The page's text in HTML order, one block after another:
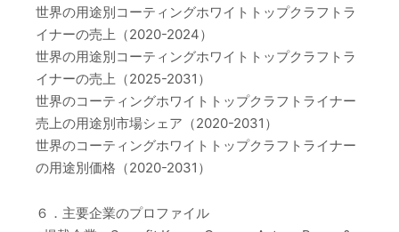
世界の用途別コーティングホワイトトップクラフトラ
イナーの売上（2020-2024）
世界の用途別コーティングホワイトトップクラフトラ
イナーの売上（2025-2031）
世界のコーティングホワイトトップクラフトライナー
売上の用途別市場シェア（2020-2031）
世界のコーティングホワイトトップクラフトライナー
の用途別価格（2020-2031）
６．主要企業のプロファイル